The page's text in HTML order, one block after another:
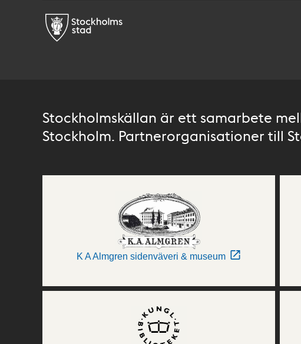
Stockholmskällan är ett samarbete
Stockholm. Partnerorganisationer till
K A Almgren sidenväveri & museum